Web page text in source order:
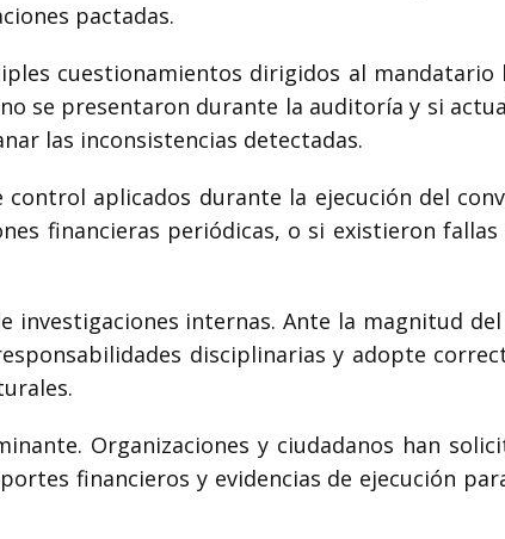
pactadas.
cuestionamientos dirigidos al mandatario
se presentaron durante la auditoría y si
las inconsistencias detectadas.
aplicados durante la ejecución del
financieras periódicas, o si existieron
investigaciones internas. Ante la magnitud
disciplinarias y adopte
Organizaciones y ciudadanos han
financieros y evidencias de ejecución